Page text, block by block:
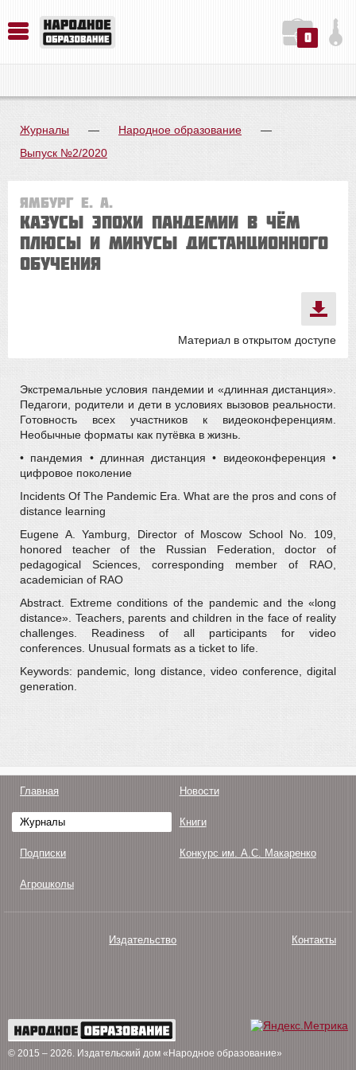
0
Журналы — Народное образование
—
Выпуск №2/2020
Ямбург Е. А.
Казусы эпохи пандемии В чём
плюсы и минусы дистанционного
обучения
Материал в открытом доступе
Экстремальные условия пандемии и «длинная дистанция».
Педагоги, родители и дети в условиях вызовов реальности.
Готовность всех участников к видеоконференциям.
Необычные форматы как путёвка в жизнь.
• пандемия • длинная дистанция • видеоконференция •
цифровое поколение
Incidents Of The Pandemic Era. What are the pros and cons of
distance learning
Eugene A. Yamburg, Director of Moscow School No. 109,
honored teacher of the Russian Federation, doctor of
pedagogical Sciences, corresponding member of RAO,
academician of RAO
Abstract. Extreme conditions of the pandemic and the «long
distance». Teachers, parents and children in the face of reality
challenges. Readiness of all participants for video
conferences. Unusual formats as a ticket to life.
Keywords: pandemic, long distance, video conference, digital
generation.
Главная Новости
Журналы Книги
Подписки Конкурс им. А.С. Макаренко
Агрошколы
Издательство Контакты
© 2015 – 2026. Издательский дом «Народное образование»